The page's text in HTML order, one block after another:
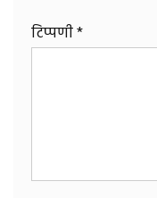
टिप्पणी*